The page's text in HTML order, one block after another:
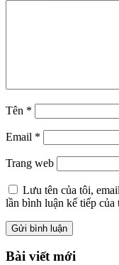
Tên *
Email *
Trang web
Lưu tên của tôi,
lần bình luận kế tiếp của
Bài viết mới